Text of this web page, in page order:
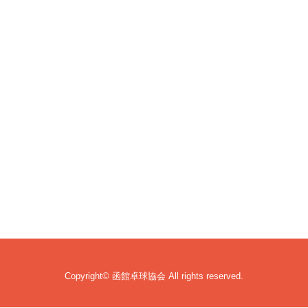
Copyright© 函館卓球協会 All rights reserved.